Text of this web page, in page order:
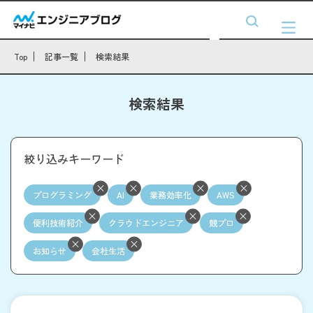
Top 記事一覧 検索結果
検索結果
絞り込みキーワード
プログラミング AI 業務効率化 AWS
便利技術紹介 クラウドエンジニア 競プロ
お知らせ 会社生活